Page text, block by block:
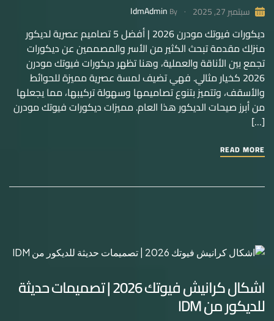
سبتمبر 27, 2025 By
IdmAdmin
ديكورات فيوتك مودرن 2026 | أفضل 5 تصاميم عصرية لديكور
منزلك مقدمة تبحث الكثير من الأسر والمصممين عن ديكورات
تجمع بين الأناقة والعملية، وهنا تظهر ديكورات فيوتك مودرن
2026 كخيار مثالي. فهي تضيف لمسة عصرية مميزة للحوائط
والأسقف، وتتميز بتنوع تصاميمها وسهولة تركيبها، مما يجعلها
من أبرز صيحات الديكور هذا العام. مميزات ديكورات فيوتك مودرن
[…]
READ MORE
اشكال كرانيش فيوتك 2026 | تصميمات حديثة
للديكور من IDM